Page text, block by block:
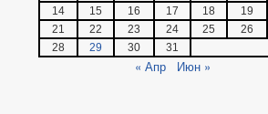
14
15 16 17 18 19
21
22 23 24 25 26
28
29 30 31
« Апр Июн »